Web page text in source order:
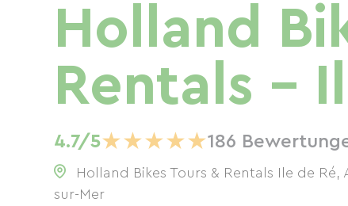
Holland
Rentals -
4.7/5★★★★★186
Holland Bikes Tours & Rentals Ile de
sur-Mer